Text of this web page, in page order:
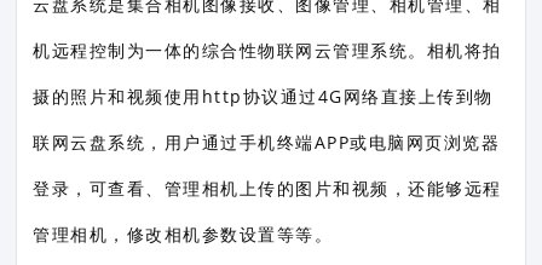
机远程控制为一体的综合性物联网云管理系统。相机将拍
摄的照片和视频使用http协议通过4G网络直接上传到物
联网云盘系统，用户通过手机终端APP或电脑网页浏览器
登录，可查看、管理相机上传的图片和视频，还能够远程
管理相机，修改相机参数设置等等。